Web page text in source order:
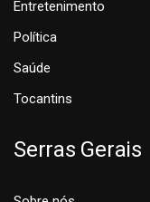
Entretenimento
Política
Saúde
Tocantins
Serras Gerais